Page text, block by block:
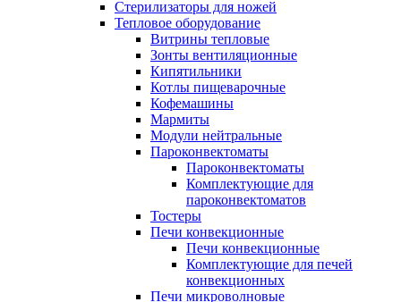
Стерилизаторы для ножей
Тепловое оборудование
Витрины тепловые
Зонты вентиляционные
Кипятильники
Котлы пищеварочные
Кофемашины
Мармиты
Модули нейтральные
Пароконвектоматы
Пароконвектоматы
Комплектующие для
пароконвектоматов
Тостеры
Печи конвекционные
Печи конвекционные
Комплектующие для печей
конвекционных
Печи микроволновые